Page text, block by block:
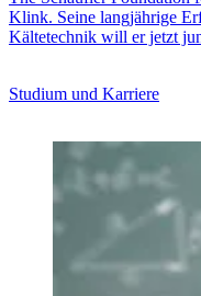
Klink. Seine langjährige
Kältetechnik will er jetzt
Studium und Karriere